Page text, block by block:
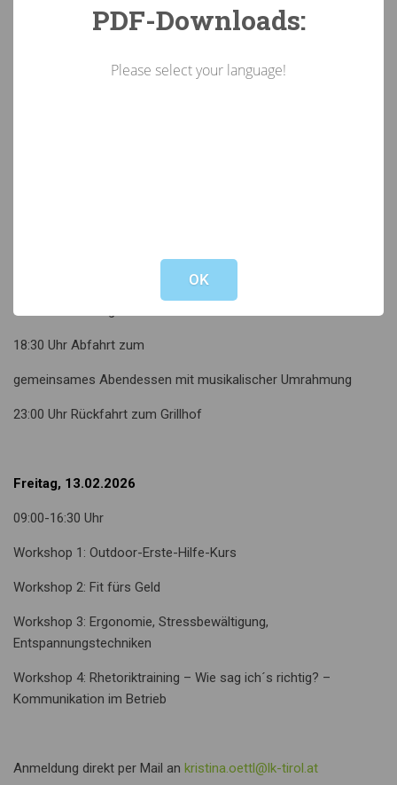
16:00 Uhr Vortrag “Blackout”
18:30 Uhr Abfahrt zum
gemeinsames Abendessen mit musikalischer Umrahmung
23:00 Uhr Rückfahrt zum Grillhof
Freitag, 13.02.2026
09:00-16:30 Uhr
Workshop 1: Outdoor-Erste-Hilfe-Kurs
Workshop 2: Fit fürs Geld
Workshop 3: Ergonomie, Stressbewältigung,
Entspannungstechniken
Workshop 4: Rhetoriktraining – Wie sag ich´s richtig? –
Kommunikation im Betrieb
Anmeldung direkt per Mail an kristina.oettl@lk-tirol.at
PDF-Downloads:
Please select your language!
OK